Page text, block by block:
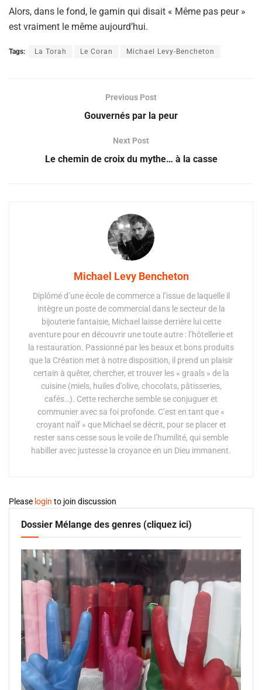
Alors, dans le fond, le gamin qui disait « Même pas peur »
est vraiment le même aujourd’hui.
Tags: La Torah Le Coran Michael Levy-Bencheton
Previous Post
Gouvernés par la peur
Next Post
Le chemin de croix du mythe… à la casse
Michael Levy Bencheton
Diplômé d’une école de commerce a l’issue de laquelle il
intègre un poste de commercial dans le secteur de la
bijouterie fantaisie, Michael laisse derrière lui cette
aventure pour en découvrir une toute autre : l’hôtellerie et
la restauration. Passionné par les beaux et bons produits
que la Création met à notre disposition, il prend un plaisir
certain à quêter, chercher, et trouver les « graals » de la
cuisine (miels, huiles d’olive, chocolats, pâtisseries,
cafés…). Cette recherche semble se conjuguer et
communier avec sa foi profonde. C’est en tant que «
croyant naïf » que Michael se décrit, pour se placer et
rester sans cesse sous le voile de l’humilité, qui semble
habiller avec justesse la croyance en un Dieu immanent.
Please login to join discussion
Dossier Mélange des genres (cliquez ici)